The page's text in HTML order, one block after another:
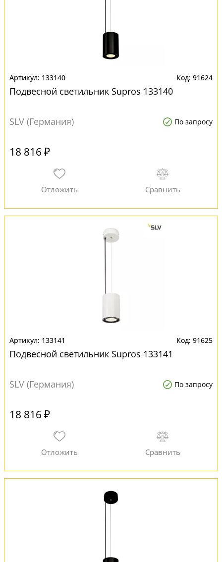
133140 91624
Подвесной светильник Supros 133140
SLV (Германия) По запросу
18 816 ₽
133141 91625
Подвесной светильник Supros 133141
SLV (Германия) По запросу
18 816 ₽